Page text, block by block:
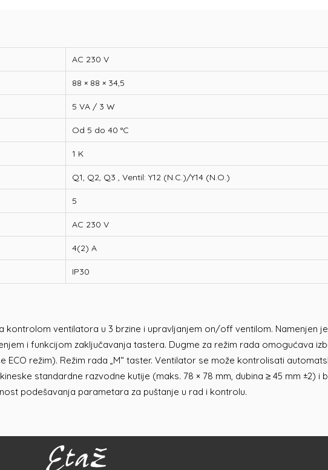
AC 230 V
88 × 88 × 34,5
5 VA / 3 W
Od 5 do 40 °C
1 K
Q1, Q2, Q3 , Ventil: Y12 (N.C.)/Y14 (N.O.)
5
AC 230 V
4(2) A
IP30
ventilatora u 3 brzine i upravljanjem on/off ventilom. Namenjen
i funkcijom zaključavanja tastera. Dugme za režim rada omogućava
režim). Režim rada „M“ taster. Ventilator se može kontrolisati
standardne razvodne kutije (maks. 78 × 78 mm, dubina ≥ 45 mm ±2) i
podešavanja parametara za puštanje u rad i kontrolu.